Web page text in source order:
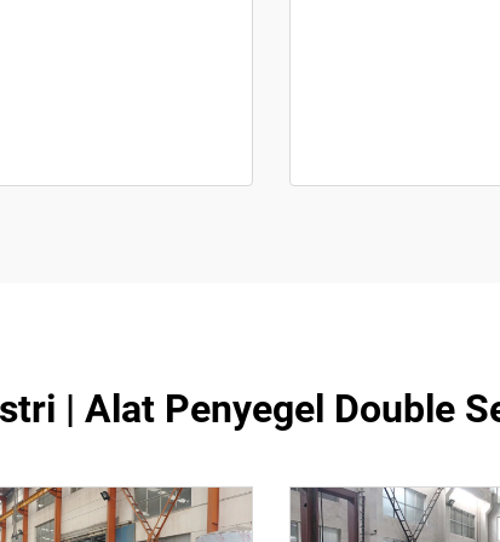
| Alat Penyegel Double